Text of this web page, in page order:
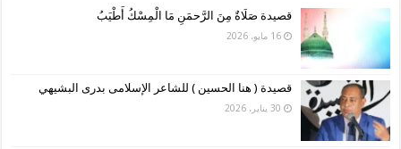
قصيدة صَلَاةٌ مِنَ الرَّحمَنِ مَا الْمِسْكُ أَطْيَبُ
16 مايو، 2026
قصيدة ( هنا الحسين ) للشاعر الإسلامى بدرى البشيهي
30 يناير، 2026